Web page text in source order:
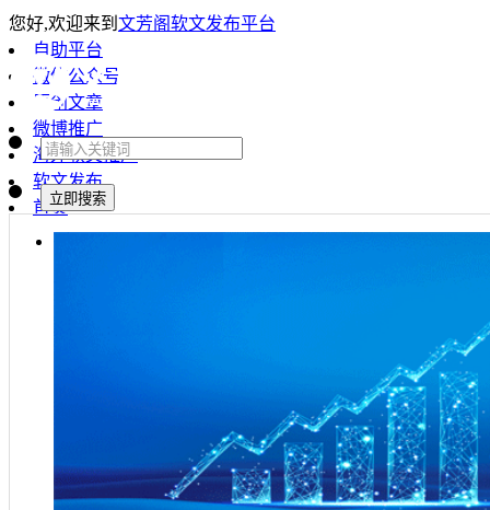
您好,欢迎来到 文芳阁软文发布平台
自助平台
微信公众号
原创文章
微博推广
海外软文推广
软文发布
首页